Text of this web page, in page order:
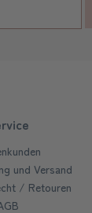
und Versand
/ Retouren